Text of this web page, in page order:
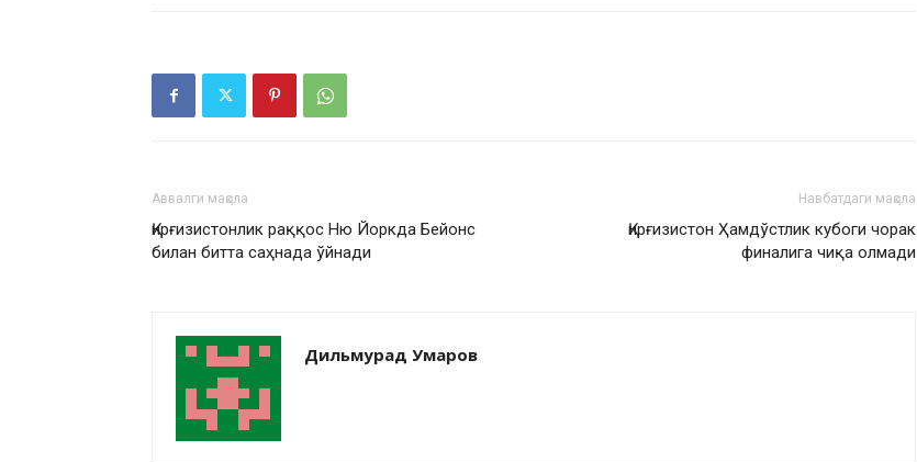
Аввалги мақола
Қирғизистонлик раққос Ню Йоркда Бейонс
билан битта саҳнада ўйнади
Навбатдаги мақола
Қирғизистон Ҳамдўстлик кубоги чорак
финалига чиқа олмади
Дильмурад Умаров